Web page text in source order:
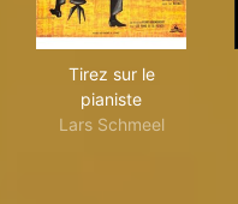
Tirez sur le
pianiste
Lars Schmeel